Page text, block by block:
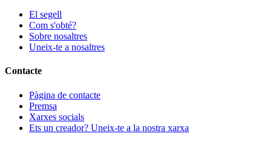
El segell
Com s'obté?
Sobre nosaltres
Uneix-te a nosaltres
Contacte
Pàgina de contacte
Premsa
Xarxes socials
Ets un creador? Uneix-te a la nostra xarxa